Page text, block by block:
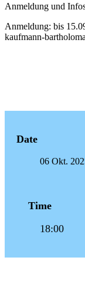
Anmeldung und
Anmeldung: bis
kaufmann-
Date
06 Okt.
Time
18:00